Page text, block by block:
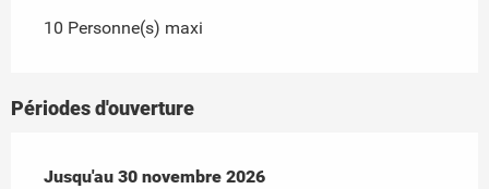
10 Personne(s) maxi
Périodes d'ouverture
Du1 février 2026au30 novembre 2026
Jusqu'au 30 novembre 2026